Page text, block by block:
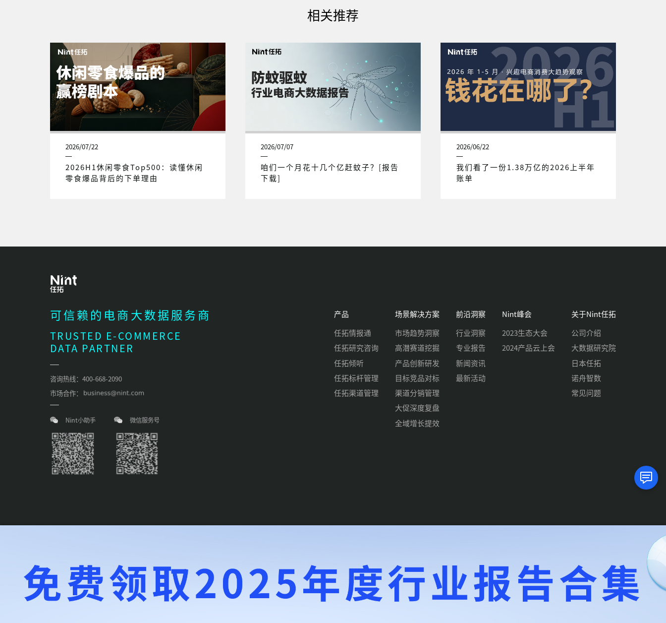
相关推荐
2026/07/22
2026H1休闲零食Top500：读懂休闲
零食爆品背后的下单理由
2026/07/07
咱们一个月花十几个亿赶蚊子？[报告
下载]
2026/06/22
我们看了一份1.38万亿的2026上半年
账单
可信赖的电商大数据服务商
TRUSTED E-COMMERCE
DATA PARTNER
咨询热线：400-668-2090
市场合作：
Nint小助手 微信服务号
产品
任拓情报通
任拓研究咨询
任拓倾听
任拓标杆管理
任拓渠道管理
场景解决方案
市场趋势洞察
高潜赛道挖掘
产品创新研发
目标竞品对标
渠道分销管理
大促深度复盘
全域增长提效
前沿洞察
行业洞察
专业报告
新闻资讯
最新活动
Nint峰会
2023生态大会
2024产品云上会
关于Nint任拓
公司介绍
大数据研究院
日本任拓
诺舟智数
常见问题
Copyright © NINT (SHANGHAI) CO. LTD. All Rights Reserved . 沪ICP备14010700号-6沪公网安备31010102008542号 隐私条款 服务条款